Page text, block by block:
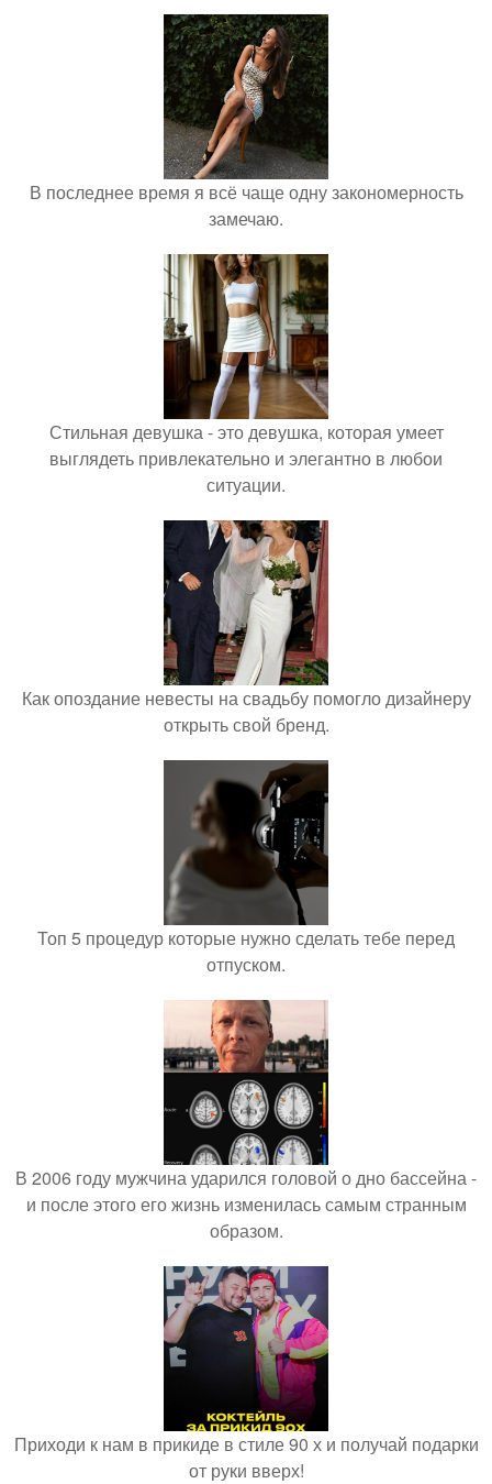
В последнее время я всё чаще одну закономерность
замечаю.
Стильная девушка - это девушка, которая умеет
выглядеть привлекательно и элегантно в любои
ситуации.
Как опоздание невесты на свадьбу помогло дизайнеру
открыть свой бренд.
Топ 5 процедур которые нужно сделать тебе перед
отпуском.
В 2006 году мужчина ударился головой о дно бассейна -
и после этого его жизнь изменилась самым странным
образом.
Приходи к нам в прикиде в стиле 90 х и получай подарки
от руки вверх!